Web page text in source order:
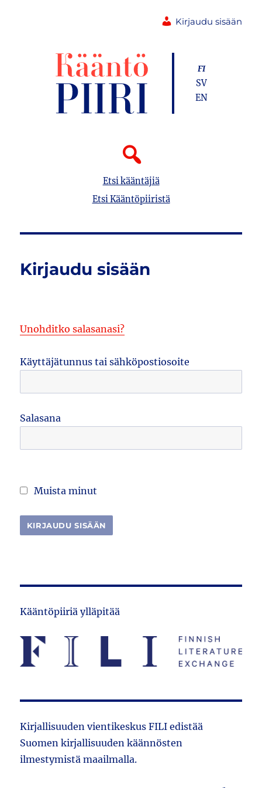
Kirjaudu sisään
Etsi kääntäjiä
Etsi Kääntöpiiristä
FI
SV
EN
Kirjaudu sisään
Unohditko salasanasi?
Käyttäjätunnus tai sähköpostiosoite
Salasana
Muista minut
Kääntöpiiriä ylläpitää
Kirjallisuuden vientikeskus FILI edistää
Suomen kirjallisuuden käännösten
ilmestymistä maailmalla.